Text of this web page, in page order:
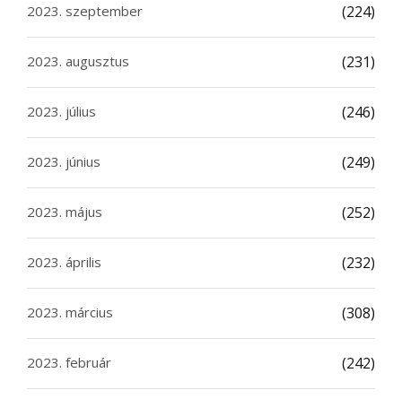
2023. szeptember (224)
2023. augusztus (231)
2023. július (246)
2023. június (249)
2023. május (252)
2023. április (232)
2023. március (308)
2023. február (242)